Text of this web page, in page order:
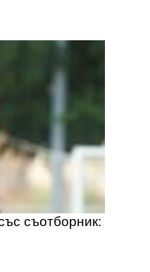
съотборник: